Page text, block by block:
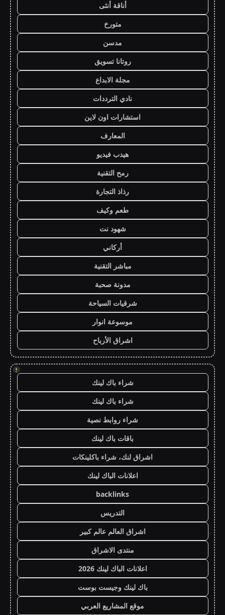
أناقة أنثى
متورخ
مدسن
روتانا تسويق
مجلة الابداع
نادي الترددات
استشارات اون لاين
المعارف
هيدب فيديو
رمح التقنية
رذاذ التجارة
طعم وكيف
شهود نت
أركاني
مباشر التقنية
مدونة صحبة
شرقيات السياحة
موسوعة انوار
اشراق الأرباح
!
شراء باك لينك
شراء باك لينك
شراء روابط نصية
باقات باك لينك
اشراق لنك، شراء باكلينكات
اعلانات الباك لينك
backlinks
التدريس
اشراق العالم عالم كبير
منتدى الاشراق
اعلانات الباك لينك 2026
باك لينك وجيست بوست
موقع المشاريع العربي